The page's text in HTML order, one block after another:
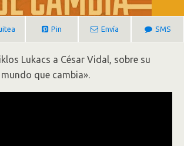
Pin Envía SMS
Lukacs a César Vidal, sobre su
que cambia».